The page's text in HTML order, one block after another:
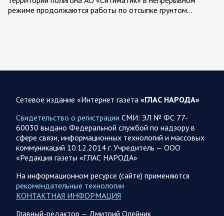
режиме продолжаются работы по отсыпке грунтом…
представители группировок «Север», «Запад», «Центр»,
07.08.2026 12:29
Спецоперация
Сводка военных действий от Минобороны РФ 7
Главное: Российские вооружённые силы взяли под контроль
село Анискино в Харьковской области. За прошедшую
неделю ВС РФ осуществили два массированных…
Сетевое издание «Интернет газета «ГЛАС НАРОДА»
Свидетельство о регистрации СМИ: ЭЛ № ФС 77-
60030 выдано Федеральной службой по надзору в
сфере связи, информационных технологий и массовых
коммуникаций 10.12.2014 г. Учредитель — ООО
«Редакция газеты «ГЛАС НАРОДА»
На информационном ресурсе (сайте) применяются
рекомендательные технологии
КОНТАКТНАЯ ИНФОРМАЦИЯ
Главный-редактор — Дмитрий Олейник